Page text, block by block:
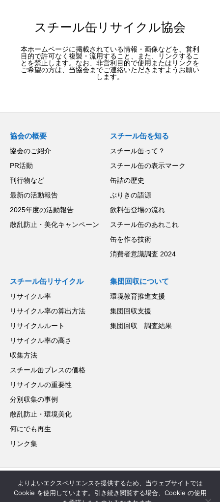
スチール缶リサイクル協会
本ホームページに掲載されている情報・画像などを、営利
目的で許可なく複製・流用すること、また、リンクするこ
とを禁止します。なお、非営利目的で使用またはリンクを
ご希望の方は、当協会までご連絡いただきますようお願い
します。
協会の概要
協会のご紹介
PR活動
刊行物など
最新の活動報告
2025年度の活動報告
散乱防止・美化キャンペーン
スチール缶を知る
スチール缶って？
スチール缶の表示マーク
缶詰の歴史
ぶりきの語源
飲料缶登場の流れ
スチール缶のあれこれ
缶を作る技術
消費者意識調査 2024
スチール缶リサイクル
リサイクル率
リサイクル率の算出方法
リサイクルルート
リサイクル率の高さ
収集方法
スチール缶プレスの価格
リサイクルの重要性
分別収集の事例
散乱防止・環境美化
何にでも再生
リンク集
集団回収について
環境教育推進支援
集団回収支援
集団回収 調査結果
お問い合わせ サイトマップ
よりよいエクスペリエンスを提供するため、当ウェブサイトでは
Cookie を使用しています。引き続き閲覧する場合、Cookie の使用